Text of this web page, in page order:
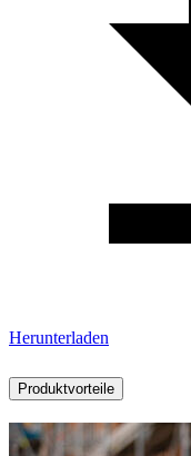
Herunterladen
Produktvorteile